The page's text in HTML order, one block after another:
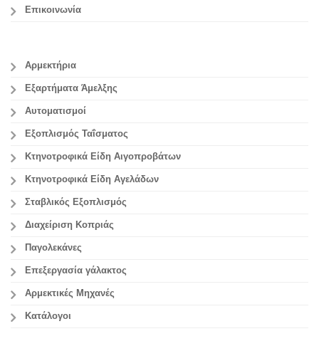
Επικοινωνία
Αρμεκτήρια
Εξαρτήματα Άμελξης
Αυτοματισμοί
Εξοπλισμός Ταΐσματος
Κτηνοτροφικά Είδη Αιγοπροβάτων
Κτηνοτροφικά Είδη Αγελάδων
Σταβλικός Εξοπλισμός
Διαχείριση Κοπριάς
Παγολεκάνες
Επεξεργασία γάλακτος
Aρμεκτικές Μηχανές
Κατάλογοι